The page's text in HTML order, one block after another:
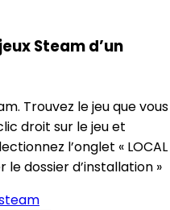
Steam d’un
Trouvez le jeu que vous
droit sur le jeu et
l’onglet « LOCAL
le dossier d’installation »